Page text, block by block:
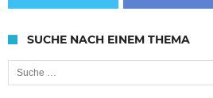
SUCHE NACH EINEM THEMA
Suche nach: